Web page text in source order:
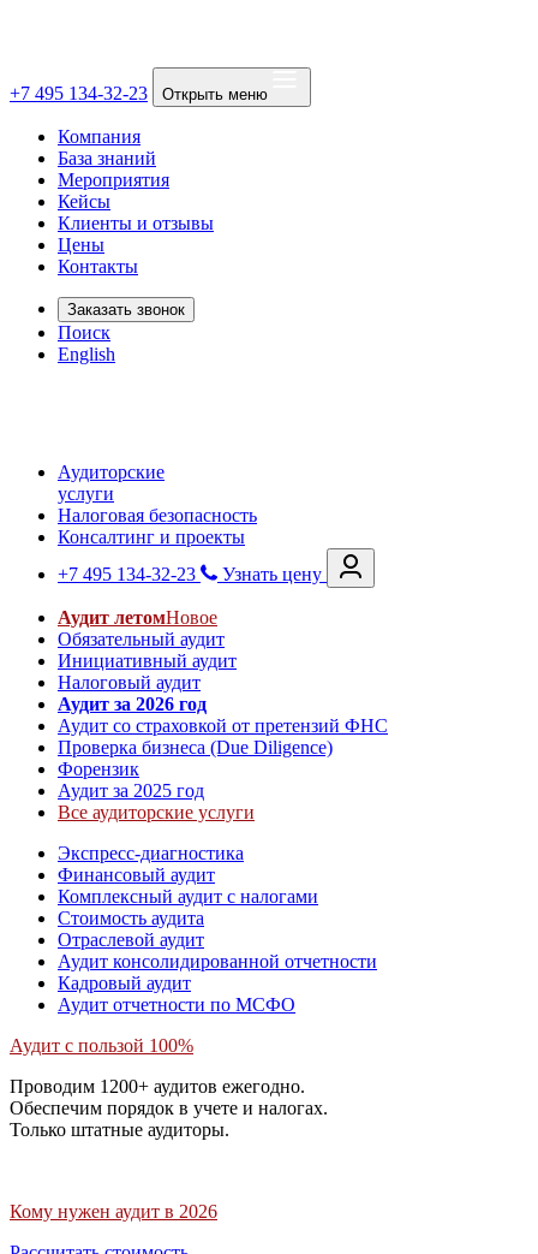
+7 495 134-32-23 Открыть меню
Компания
База знаний
Мероприятия
Кейсы
Клиенты и отзывы
Цены
Контакты
Заказать звонок
Поиск
English
Аудиторские
услуги
Налоговая безопасность
Консалтинг и проекты
+7 495 134-32-23
Узнать цену
Аудит летомНовое
Обязательный аудит
Инициативный аудит
Налоговый аудит
Аудит за 2026 год
Аудит со страховкой от претензий ФНС
Проверка бизнеса (Due Diligence)
Форензик
Аудит за 2025 год
Все аудиторские услуги
Экспресс-диагностика
Финансовый аудит
Комплексный аудит с налогами
Стоимость аудита
Отраслевой аудит
Аудит консолидированной отчетности
Кадровый аудит
Аудит отчетности по МСФО
Аудит с пользой 100%
Проводим 1200+ аудитов ежегодно.
Обеспечим порядок в учете и налогах.
Только штатные аудиторы.
Кому нужен аудит в 2026